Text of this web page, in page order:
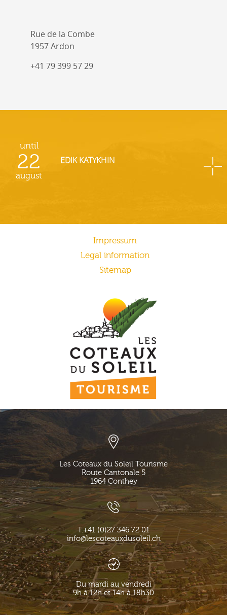
Rue de la Combe
1957 Ardon
+41 79 399 57 29
until
22
august
EDIK KATYKHIN
Impressum
Legal information
Sitemap
Les Coteaux du Soleil Tourisme
Route Cantonale 5
1964 Conthey
T.+41 (0)27 346 72 01
info@lescoteauxdusoleil.ch
Du mardi au vendredi
9h à 12h et 14h à 18h30